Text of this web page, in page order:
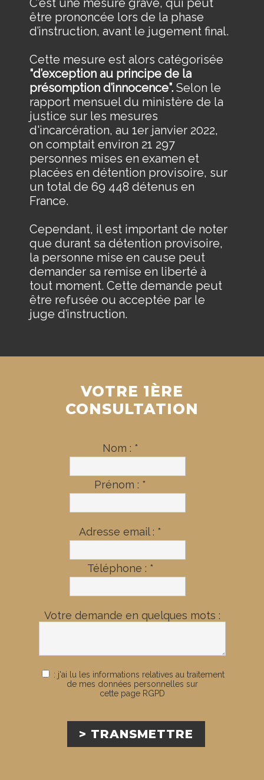
être prononcée lors de la phase
d’instruction, avant le jugement final.
Cette mesure est alors catégorisée
“d’exception au principe de la
présomption d’innocence”. Selon le
rapport mensuel du ministère de la
justice sur les mesures
d'incarcération, au 1er janvier 2022,
on comptait environ 21 297
personnes mises en examen et
placées en détention provisoire, sur
un total de 69 448 détenus en
France.
Cependant, il est important de noter
que durant sa détention provisoire,
la personne mise en cause peut
demander sa remise en liberté à
tout moment. Cette demande peut
être refusée ou acceptée par le
juge d’instruction.
VOTRE 1ÈRE
CONSULTATION